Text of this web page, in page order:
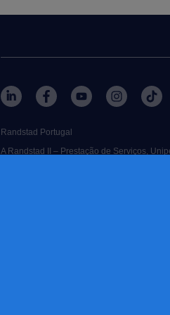
Randstad Portugal
A Randstad II – Prestação de Serviços,